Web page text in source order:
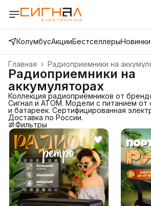
КолумбусАкцииБестселлерыНовинки
Радиоприемники на
Главная ›
Радиоприемники на
аккумуляторах
Коллекция радиоприёмников от
Сигнал и АТОМ. Модели с питанием от
и батареек. Сертифицированная
Доставка по России.
Фильтры